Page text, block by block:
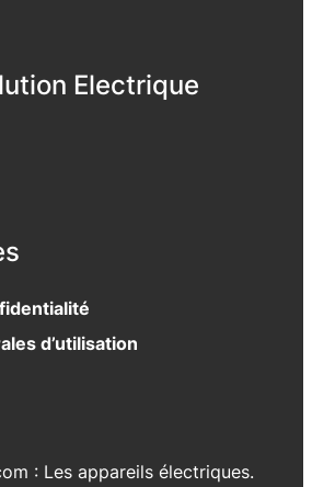
Electrique
d’utilisation
: Les appareils électriques.